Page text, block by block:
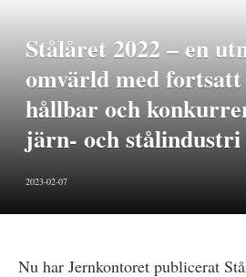
Stålåret 2022 – en
omvärld med fortsatt
hållbar och
järn- och stålindustri
2023-02-07
Nu har Jernkontoret publicerat